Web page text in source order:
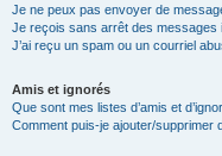
Je ne peux pas envoyer de
Je reçois sans arrêt des messages
J’ai reçu un spam ou un courriel
Amis et ignorés
Que sont mes listes d’amis et
Comment puis-je ajouter/supprimer